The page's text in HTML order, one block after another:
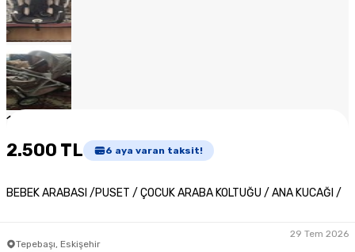
1
2.500 TL 6 aya varan taksit!
BEBEK ARABASI /PUSET / ÇOCUK ARABA KOLTUĞU / ANA KUCAĞI /
Tepebaşı, Eskişehir
29 Tem 2026